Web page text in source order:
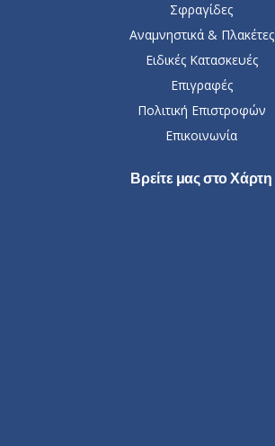
Σφραγίδες
Αναμνηστικά & Πλακέτες
Ειδικές Κατασκευές
Επιγραφές
Πολιτική Επιστροφών
Επικοινωνία
Βρείτε μας στο Χάρτη